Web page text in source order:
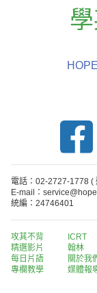
電話：02-2727-1778 (
E-mail：
統編：24746401
攻其不背
精選影片
每日片語
專欄教學
ICRT
翰林
關於我
媒體報